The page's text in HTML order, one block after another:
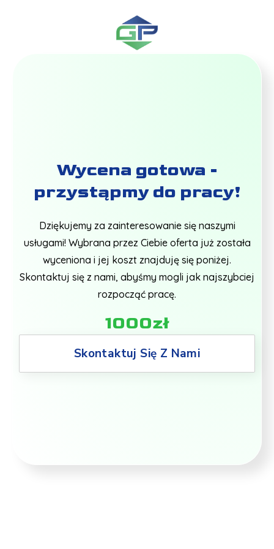
Wycena gotowa -
przystąpmy do pracy!
Dziękujemy za zainteresowanie się naszymi
usługami! Wybrana przez Ciebie oferta już została
wyceniona i jej koszt znajduję się poniżej.
Skontaktuj się z nami, abyśmy mogli jak najszybciej
rozpocząć pracę.
1000zł
Skontaktuj Się Z Nami